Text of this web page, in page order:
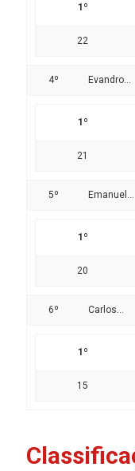
1º
22
4º Evandro...
1º
21
5º Emanuel...
1º
20
6º Carlos...
1º
15